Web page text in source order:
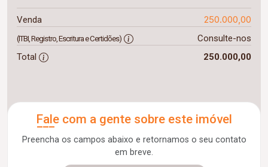
Venda 250.000,00
(ITBI, Registro, Escritura e Certidões)
Consulte-nos
Total
250.000,00
Fale com a gente sobre este imóvel
Preencha os campos abaixo e retornamos o seu contato
em breve.